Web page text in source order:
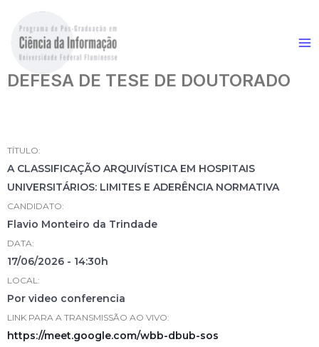
DEFESA DE TESE DE DOUTORADO
TÍTULO:
A CLASSIFICAÇÃO ARQUIVÍSTICA EM HOSPITAIS
UNIVERSITÁRIOS: LIMITES E ADERÊNCIA NORMATIVA
CANDIDATO:
Flavio Monteiro da Trindade
DATA:
17/06/2026 - 14:30h
LOCAL:
Por video conferencia
LINK PARA A TRANSMISSÃO AO VIVO:
https://meet.google.com/wbb-dbub-sos